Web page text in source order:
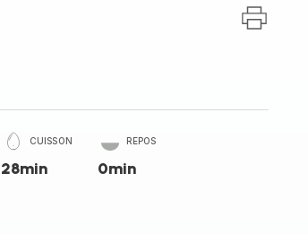
CUISSON
28min
REPOS
0min